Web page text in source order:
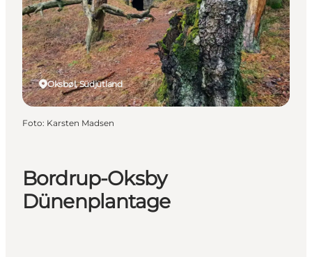
Essen & Übernachtung
Tickets kaufen
Plane deine Reise
Bordrup-Oksby
Dünenplantage
Oksbøl, Südjütland
Foto: Karsten Madsen